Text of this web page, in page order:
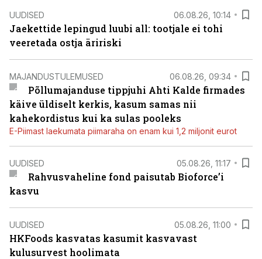
UUDISED 06.08.26, 10:14
Jaekettide lepingud luubi all: tootjale ei tohi
veeretada ostja äririski
MAJANDUSTULEMUSED 06.08.26, 09:34
Põllumajanduse tippjuhi Ahti Kalde firmades
käive üldiselt kerkis, kasum samas nii
kahekordistus kui ka sulas pooleks
E-Piimast laekumata piimaraha on enam kui 1,2 miljonit eurot
UUDISED 05.08.26, 11:17
Rahvusvaheline fond paisutab Bioforce’i
kasvu
UUDISED 05.08.26, 11:00
HKFoods kasvatas kasumit kasvavast
kulusurvest hoolimata